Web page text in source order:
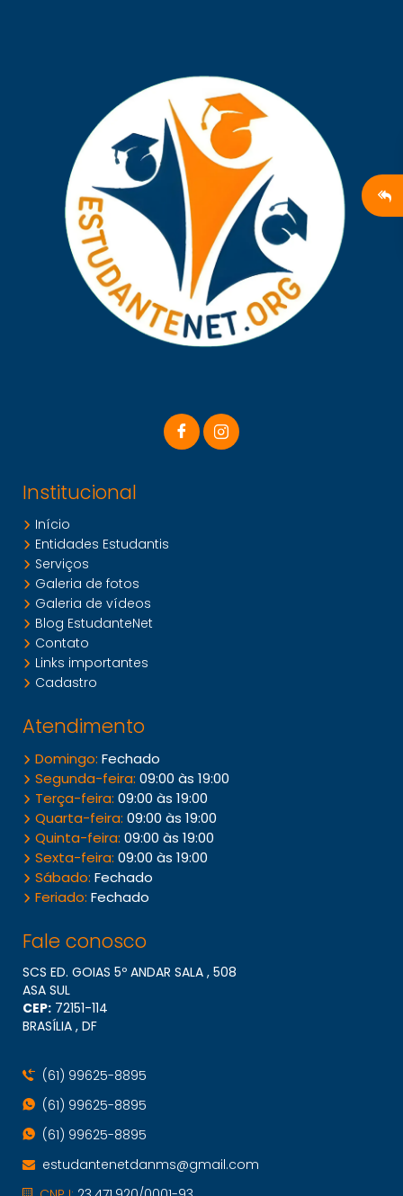
Institucional
Início
Entidades Estudantis
Serviços
Galeria de fotos
Galeria de vídeos
Blog EstudanteNet
Contato
Links importantes
Cadastro
Atendimento
Domingo: Fechado
Segunda-feira: 09:00 às 19:00
Terça-feira: 09:00 às 19:00
Quarta-feira: 09:00 às 19:00
Quinta-feira: 09:00 às 19:00
Sexta-feira: 09:00 às 19:00
Sábado: Fechado
Feriado: Fechado
Fale conosco
SCS ED. GOIAS 5º ANDAR SALA , 508
ASA SUL
CEP: 72151​-114
BRASÍLIA , DF
(61) 99625-8895
(61) 99625-8895
(61) 99625-8895
estudantenetdanms@gmail.com